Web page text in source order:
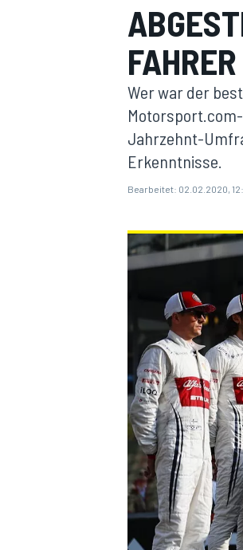
MOTOGP
DTM
Wer war der
Jahrzehnt-
Erkenntnisse.
Bearbeitet: 02.02.2020,